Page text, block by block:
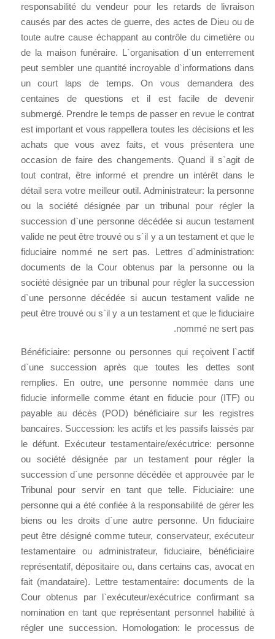
responsabilité du vendeur pour les retards de livraison
causés par des actes de guerre, des actes de Dieu ou de
toute autre cause échappant au contrôle du cimetière ou
de la maison funéraire. L`organisation d`un enterrement
peut sembler une quantité incroyable d`informations dans
un court laps de temps. On vous demandera des
centaines de questions et il est facile de devenir
submergé. Prendre le temps de passer en revue le contrat
est important et vous rappellera toutes les décisions et les
achats que vous avez faits, et vous présentera une
occasion de faire des changements. Quand il s`agit de
tout contrat, être informé et prendre un intérêt dans le
détail sera votre meilleur outil. Administrateur: la personne
ou la société désignée par un tribunal pour régler la
succession d`une personne décédée si aucun testament
valide ne peut être trouvé ou s`il y a un testament et que le
fiduciaire nommé ne sert pas. Lettres d`administration:
documents de la Cour obtenus par la personne ou la
société désignée par un tribunal pour régler la succession
d`une personne décédée si aucun testament valide ne
peut être trouvé ou s`il y a un testament et que le fiduciaire
nommé ne sert pas.
Bénéficiaire: personne ou personnes qui reçoivent l`actif
d`une succession après que toutes les dettes sont
remplies. En outre, une personne nommée dans une
fiducie informelle comme étant en fiducie pour (ITF) ou
payable au décès (POD) bénéficiaire sur les registres
bancaires. Succession: les actifs et les passifs laissés par
le défunt. Exécuteur testamentaire/exécutrice: personne
ou société désignée par un testament pour régler la
succession d`une personne décédée et approuvée par le
Tribunal pour servir en tant que telle. Fiduciaire: une
personne qui a été confiée à la responsabilité de gérer les
biens ou les droits d`une autre personne. Un fiduciaire
peut être désigné comme tuteur, conservateur, exécuteur
testamentaire ou administrateur, fiduciaire, bénéficiaire
représentatif, dépositaire ou, dans certains cas, avocat en
fait (mandataire). Lettre testamentaire: documents de la
Cour obtenus par l`exécuteur/exécutrice confirmant sa
nomination en tant que représentant personnel habilité à
régler une succession. Homologation: le processus de